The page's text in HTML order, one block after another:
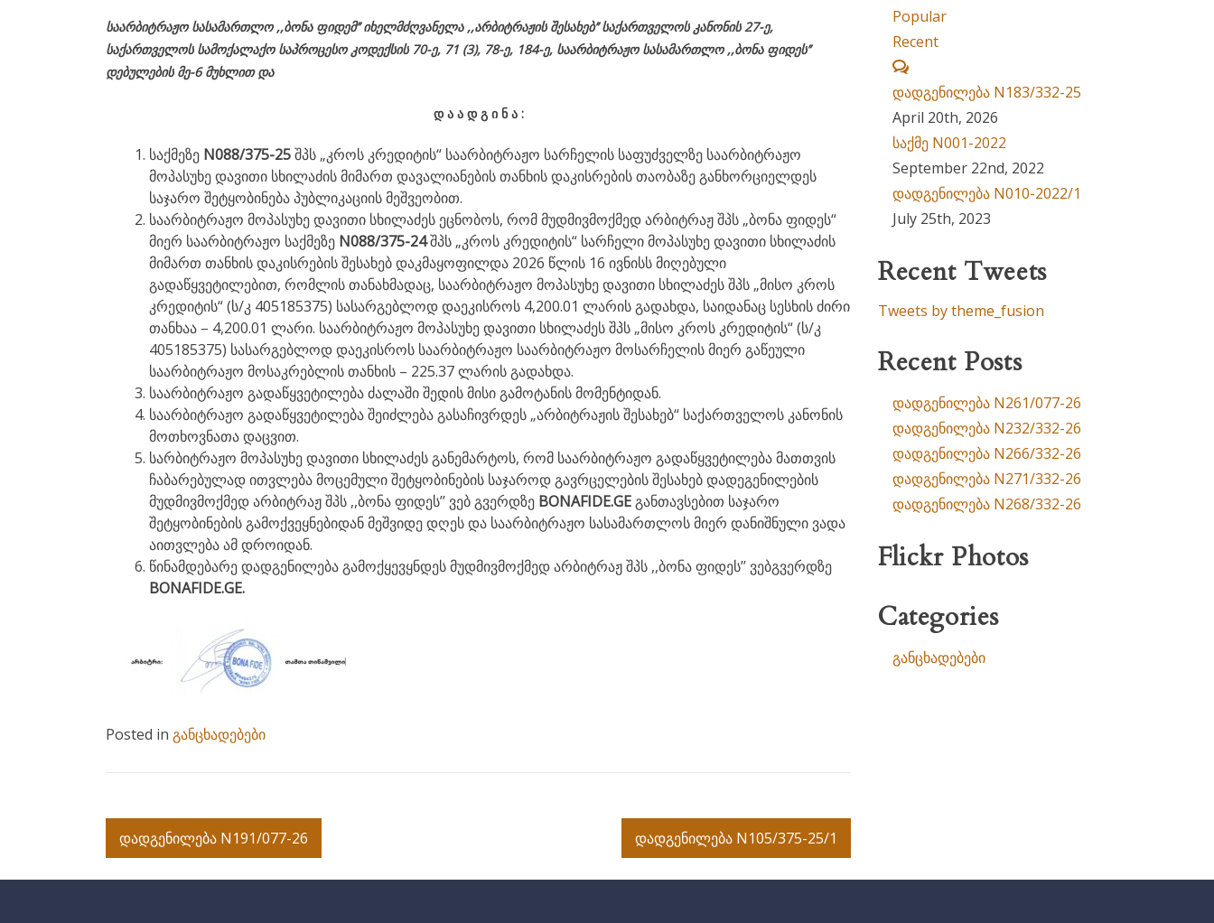
საარბიტრაჟო სასამართლო ,,ბონა ფიდემ’’ იხელმძღვანელა,,არბიტრაჟის შესახებ’’ საქართველოს კანონის 27-ე,
საქართველოს სამოქალაქო საპროცესო კოდექსის 70-ე, 71 (3), 78-ე, 184-ე, საარბიტრაჟო სასამართლო ,,ბონა ფიდეს’’
დებულების მე-6 მუხლით და
დ ა ა დ გ ი ნ ა :
საქმეზე N088/375-25შპს „კროს კრედიტის“ საარბიტრაჟო სარჩელის საფუძველზე საარბიტრაჟო
მოპასუხე დავითი სხილაძის მიმართ დავალიანების თანხის დაკისრების თაობაზე განხორციელდეს
საჯარო შეტყობინება პუბლიკაციის მეშვეობით.
საარბიტრაჟო მოპასუხე დავითი სხილაძეს ეცნობოს, რომ მუდმივმოქმედ არბიტრაჟ შპს „ბონა ფიდეს“
მიერ საარბიტრაჟო საქმეზე N088/375-24შპს „კროს კრედიტის“ სარჩელი მოპასუხე დავითი სხილაძის
მიმართ თანხის დაკისრების შესახებ დაკმაყოფილდა 2026 წლის 16 ივნისს მიღებული
გადაწყვეტილებით, რომლის თანახმადაც, საარბიტრაჟო მოპასუხე დავითი სხილაძეს შპს „მისო კროს
კრედიტის“ (ს/კ 405185375) სასარგებლოდ დაეკისროს 4,200.01 ლარის გადახდა, საიდანაც სესხის ძირი
თანხაა – 4,200.01 ლარი. საარბიტრაჟო მოპასუხე დავითი სხილაძეს შპს „მისო კროს კრედიტის“ (ს/კ
405185375) სასარგებლოდ დაეკისროს საარბიტრაჟო საარბიტრაჟო მოსარჩელის მიერ გაწეული
საარბიტრაჟო მოსაკრებლის თანხის – 225.37 ლარის გადახდა.
საარბიტრაჟო გადაწყვეტილება ძალაში შედის მისი გამოტანის მომენტიდან.
საარბიტრაჟო გადაწყვეტილება შეიძლება გასაჩივრდეს „არბიტრაჟის შესახებ“ საქართველოს კანონის
მოთხოვნათა დაცვით.
სარბიტრაჟო მოპასუხე დავითი სხილაძეს განემარტოს, რომ საარბიტრაჟო გადაწყვეტილება მათთვის
ჩაბარებულად ითვლება მოცემული შეტყობინების საჯაროდ გავრცელების შესახებ დადეგენილების
მუდმივმოქმედ არბიტრაჟ შპს ,,ბონა ფიდეს’’ ვებ გვერდზე BONAFIDE.GEგანთავსებით საჯარო
შეტყობინების გამოქვეყნებიდან მეშვიდე დღეს და საარბიტრაჟო სასამართლოს მიერ დანიშნული ვადა
აითვლება ამ დროიდან.
წინამდებარე დადგენილება გამოქყევყნდეს მუდმივმოქმედ არბიტრაჟ შპს ,,ბონა ფიდეს’’ ვებგვერდზე
BONAFIDE.GE.
Posted in განცხადებები
Post
navigation
დადგენილება N191/077-26 დადგენილება N105/375-25/1
Popular
Recent
Comments
დადგენილება N183/332-25
April 20th, 2026
საქმე N001-2022
September 22nd, 2022
დადგენილება N010-2022/1
July 25th, 2023
Recent Tweets
Tweets by theme_fusion
Recent Posts
დადგენილება N261/077-26
დადგენილება N232/332-26
დადგენილება N266/332-26
დადგენილება N271/332-26
დადგენილება N268/332-26
Flickr Photos
Categories
განცხადებები